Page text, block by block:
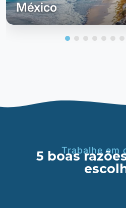
México
Trabalhe em
5 boas